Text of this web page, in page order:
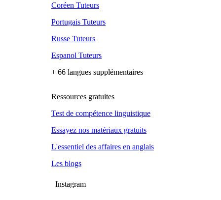
Coréen Tuteurs
Portugais Tuteurs
Russe Tuteurs
Espanol Tuteurs
+ 66 langues supplémentaires
Ressources gratuites
Test de compétence linguistique
Essayez nos matériaux gratuits
L'essentiel des affaires en anglais
Les blogs
Instagram